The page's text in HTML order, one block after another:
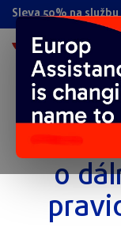
Sleva 50% na
Autem
o